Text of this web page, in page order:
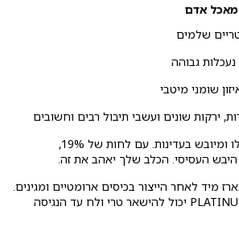
אדם
גבוהה
שומני מיטבי
ירקות שונים ועשבי תיבול רבים וחשובים
מבושל במיצי בשר משלו ומיובש בעדינות. עם לחות של 19%,
מיד לאחר הייצור בכיסים ארומטיים ומגינים.
רק בדרך זו אוכל יבש PLATINUM יכול להישאר טרי ולח עד הנגיסה